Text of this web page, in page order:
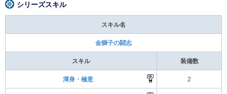
シリーズスキル
スキル名
金獅子の闘志
スキル 装備数
渾身・極意 2